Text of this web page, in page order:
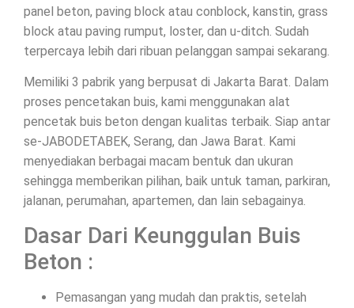
panel beton, paving block atau conblock, kanstin, grass
block atau paving rumput, loster, dan u-ditch. Sudah
terpercaya lebih dari ribuan pelanggan sampai sekarang.
Memiliki 3 pabrik yang berpusat di Jakarta Barat. Dalam
proses pencetakan buis, kami menggunakan alat
pencetak buis beton dengan kualitas terbaik. Siap antar
se-JABODETABEK, Serang, dan Jawa Barat. Kami
menyediakan berbagai macam bentuk dan ukuran
sehingga memberikan pilihan, baik untuk taman, parkiran,
jalanan, perumahan, apartemen, dan lain sebagainya.
Dasar Dari Keunggulan Buis
Beton :
Pemasangan yang mudah dan praktis, setelah